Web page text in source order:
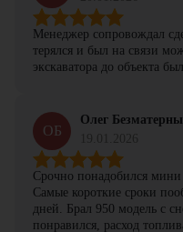
Менеджер сопровождал
терялся и был на связи
экскаватора до объекта
ОБ
Олег
Срочно понадобился
Самые короткие сроки
дней. Брал 950 модель с
понравился, расход